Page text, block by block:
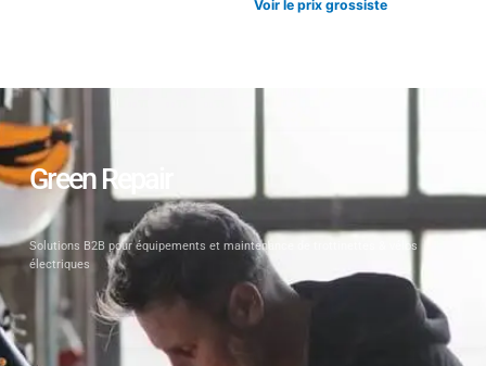
Voir le prix grossiste
Green Repair
Solutions B2B pour équipements et maintenance de trottinettes & vélos
électriques